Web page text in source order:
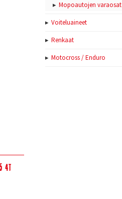
4T
Mopoautojen varaosat
Voiteluaineet
Renkaat
Motocross / Enduro